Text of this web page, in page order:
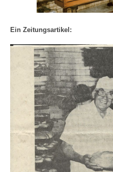
Ein Zeitungsartikel: